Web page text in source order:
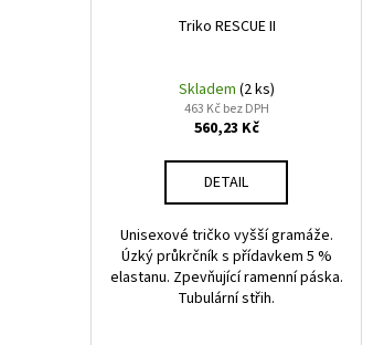
Triko RESCUE II
Skladem (2 ks)
463 Kč bez DPH
560,23 Kč
DETAIL
Unisexové tričko vyšší gramáže.
Úzký průkrčník s přídavkem 5 %
elastanu. Zpevňující ramenní páska.
Tubulární střih.